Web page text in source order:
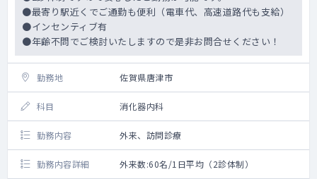
●最寄り駅近くでご通勤も便利（電車代、高速道路代も支給）
●インセンティブ有
●年齢不問でご検討いたしますので是非お問合せください！
勤務地 佐賀県唐津市
科目 消化器内科
勤務内容 外来、訪問診療
勤務内容詳細 外来数:60名/1日平均（2診体制）